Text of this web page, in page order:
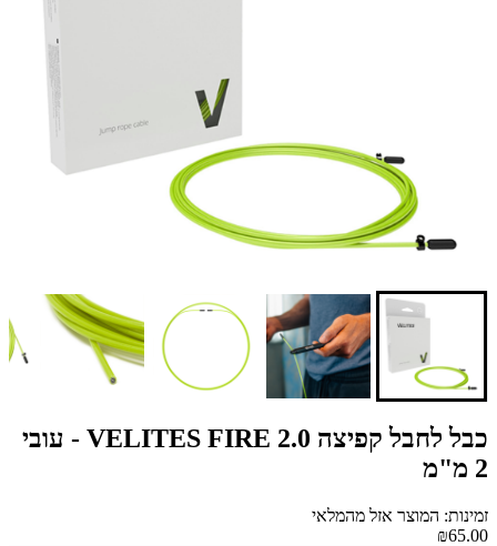
כבל לחבל קפיצה VELITES FIRE 2.0 - עובי
2 מ"מ
זמינות: המוצר אזל מהמלאי
₪65.00